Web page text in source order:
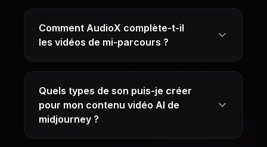
Comment AudioX complète-t-il
les vidéos de mi-parcours ?
Quels types de son puis-je créer
pour mon contenu vidéo AI de
midjourney ?